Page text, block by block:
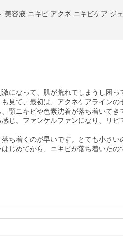
美容液 ニキビ アクネ ニキビケア ジ
になって、肌が荒れてしまうし困っ
見て、最初は、アクネケアラインの
顎ニキビや色素沈着が落ち着いてき
じ。ファンケルファンになり、リピ
ち着くのが早いです。とても小さい
じめてから、ニキビが落ち着いたの